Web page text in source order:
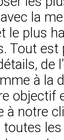
la
le plus
Tout est
de
à la
objectif
à notre
toutes